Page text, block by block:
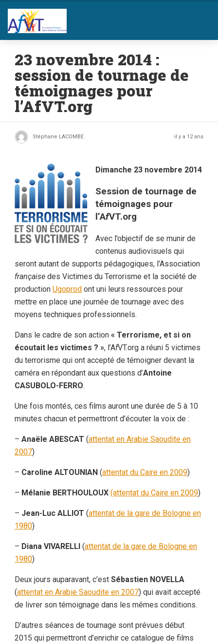
23 novembre 2014 :
session de tournage de
témoignages pour
l’AfVT.org
Stéphane LACOMBE il y a 12 ans
Dimanche 23 novembre 2014
Session de tournage de
témoignages pour
l’AfVT.org
Avec l’objectif de se munir de
contenus audiovisuels qui
seront autant de supports pédagogiques, l’Association
française des Victimes du Terrorisme et la société de
production Ugoprod ont uni leurs ressources pour
mettre en place une journée de tournage avec des
moyens techniques professionnels.
Dans le cadre de son action « Terrorisme, et si on
écoutait les victimes ? », l’AfVT.org a réuni 5 victimes
du terrorisme qui ont accepté de témoigner devant la
caméra en répondant aux questions d’Antoine
CASUBOLO-FERRO.
Une fois montés, ces films auront une durée de 5 à 10
minutes chacun et permettront d’écouter la voix de :
– Anaële ABESCAT (attentat en Arabie Saoudite en
2007)
– Caroline ALTOUNIAN (attentat du Caire en 2009)
– Mélanie BERTHOULOUX (attentat du Caire en 2009)
– Jean-Luc ALLIOT (attentat de la gare de Bologne en
1980)
– Diana VIVARELLI (attentat de la gare de Bologne en
1980)
Deux jours auparavant, c’est Sébastien NOVELLA
(attentat en Arabie Saoudite en 2007) qui avait accepté
de livrer son témoignage dans les mêmes conditions.
D’autres séances de tournage sont prévues début
2015 qui permettront d’enrichir ce catalogue de films